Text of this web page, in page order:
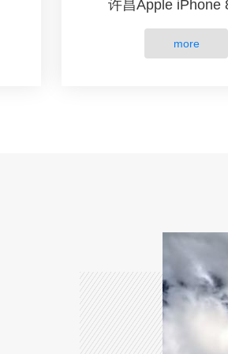
许昌Apple iPhone
more